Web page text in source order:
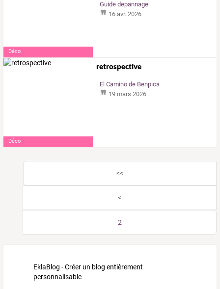
Déco
Guide depannage
16 avr. 2026
Déco
retrospective
El Camino de Benpica
19 mars 2026
<<
<
2
EklaBlog - Créer un blog entièrement
personnalisable